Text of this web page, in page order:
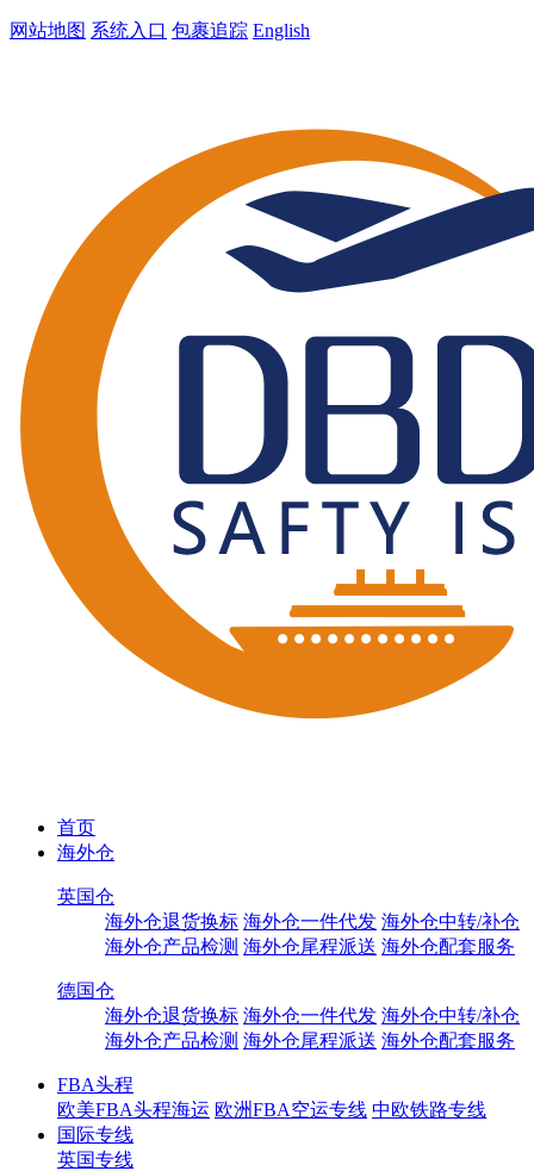
网站地图 系统入口 包裹追踪 English
首页
海外仓
英国仓
海外仓退货换标 海外仓一件代发 海外仓中转/补仓
海外仓产品检测 海外仓尾程派送 海外仓配套服务
德国仓
海外仓退货换标 海外仓一件代发 海外仓中转/补仓
海外仓产品检测 海外仓尾程派送 海外仓配套服务
FBA头程
欧美FBA头程海运 欧洲FBA空运专线 中欧铁路专线
国际专线
英国专线